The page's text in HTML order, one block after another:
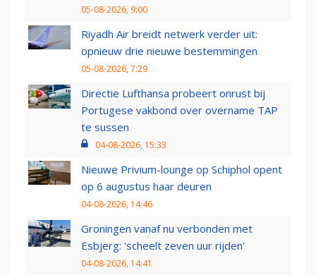
05-08-2026, 9:00
Riyadh Air breidt netwerk verder uit:
opnieuw drie nieuwe bestemmingen
05-08-2026, 7:29
Directie Lufthansa probeert onrust bij
Portugese vakbond over overname TAP
te sussen
04-08-2026, 15:33
Nieuwe Privium-lounge op Schiphol opent
op 6 augustus haar deuren
04-08-2026, 14:46
Groningen vanaf nu verbonden met
Esbjerg: 'scheelt zeven uur rijden'
04-08-2026, 14:41